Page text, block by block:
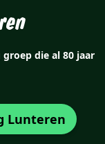
die al 80 jaar
Lunteren